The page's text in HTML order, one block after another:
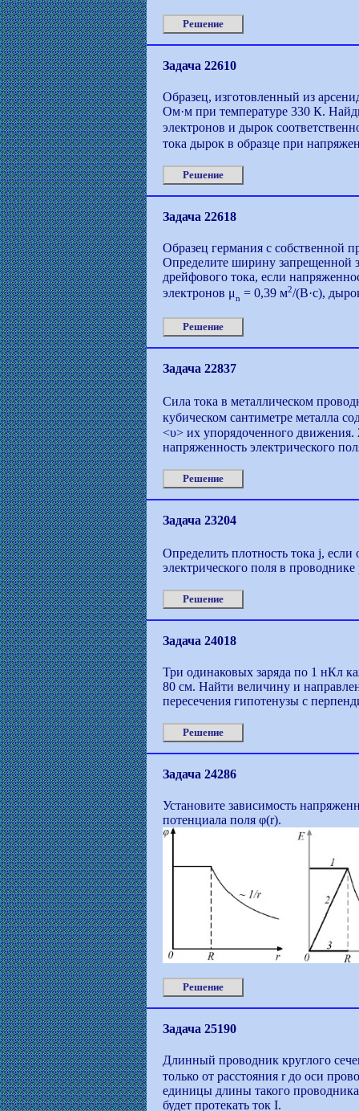
Решение
Задача 22610
Образец, изготовленный из
Ом·м при температуре 330 К.
электронов и дырок
тока дырок в образце при
Решение
Задача 22618
Образец германия с собственной
Определите ширину запрещенной
дрейфового тока, если
электронов μn = 0,39 м2/(В·с),
Решение
Задача 22837
Сила тока в металлическом
кубическом сантиметре металла
<υ> их упорядоченного движения.
напряженность электрического
Решение
Задача 23204
Определить плотность тока j,
электрического поля в
Решение
Задача 24018
Три одинаковых заряда по 1 нКл
80 см. Найти величину и
пересечения гипотенузы с
Решение
Задача 24286
Установите зависимость
потенциала поля φ(r).
Решение
Задача 25190
Длинный проводник круглого
только от расстояния r до оси
единицы длины такого
будет протекать ток I.